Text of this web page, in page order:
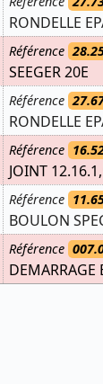
RONDELLE
Référence
SEEGER 20E
Référence
RONDELLE
Référence
JOINT
Référence
BOULON
Référence
DEMARRAGE